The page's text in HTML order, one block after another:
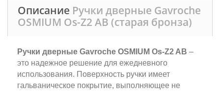
Описание Ручки дверные Gavroche
OSMIUM Os-Z2 AB (старая бронза)
Ручки дверные Gavroche OSMIUM Os-Z2 AB –
это надежное решение для ежедневного
использования. Поверхность ручки имеет
гальваническое покрытие, выполняющее не